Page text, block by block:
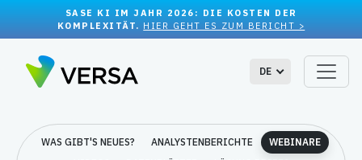
SASE KI IM JAHR 2026: DIE KOSTEN DER
KOMPLEXITÄT. HIER GEHT ES ZUM BERICHT >
DE
WAS GIBT'S NEUES? ANALYSTENBERICHTE
WEBINARE